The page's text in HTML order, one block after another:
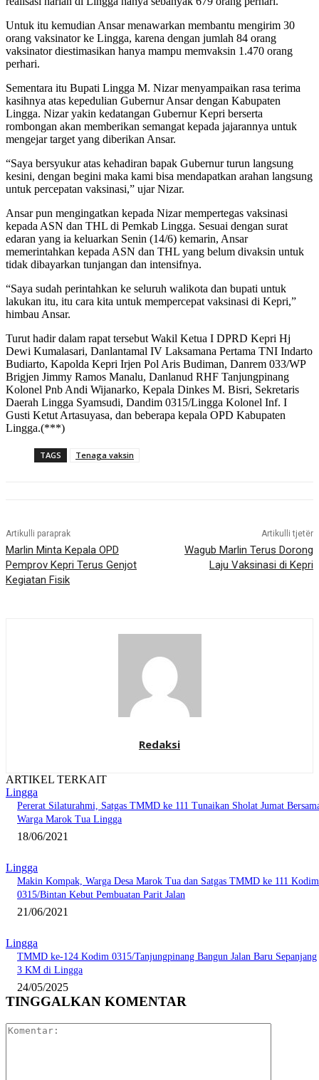
Untuk itu kemudian Ansar menawarkan membantu mengirim 30
orang vaksinator ke Lingga, karena dengan jumlah 84 orang
vaksinator diestimasikan hanya mampu memvaksin 1.470 orang
perhari.
Sementara itu Bupati Lingga M. Nizar menyampaikan rasa terima
kasihnya atas kepedulian Gubernur Ansar dengan Kabupaten
Lingga. Nizar yakin kedatangan Gubernur Kepri berserta
rombongan akan memberikan semangat kepada jajarannya untuk
mengejar target yang diberikan Ansar.
“Saya bersyukur atas kehadiran bapak Gubernur turun langsung
kesini, dengan begini maka kami bisa mendapatkan arahan langsung
untuk percepatan vaksinasi,” ujar Nizar.
Ansar pun mengingatkan kepada Nizar mempertegas vaksinasi
kepada ASN dan THL di Pemkab Lingga. Sesuai dengan surat
edaran yang ia keluarkan Senin (14/6) kemarin, Ansar
memerintahkan kepada ASN dan THL yang belum divaksin untuk
tidak dibayarkan tunjangan dan intensifnya.
“Saya sudah perintahkan ke seluruh walikota dan bupati untuk
lakukan itu, itu cara kita untuk mempercepat vaksinasi di Kepri,”
himbau Ansar.
Turut hadir dalam rapat tersebut Wakil Ketua I DPRD Kepri Hj
Dewi Kumalasari, Danlantamal IV Laksamana Pertama TNI Indarto
Budiarto, Kapolda Kepri Irjen Pol Aris Budiman, Danrem 033/WP
Brigjen Jimmy Ramos Manalu, Danlanud RHF Tanjungpinang
Kolonel Pnb Andi Wijanarko, Kepala Dinkes M. Bisri, Sekretaris
Daerah Lingga Syamsudi, Dandim 0315/Lingga Kolonel Inf. I
Gusti Ketut Artasuyasa, dan beberapa kepala OPD Kabupaten
Lingga.(***)
TAGS Tenaga vaksin
Artikulli paraprak
Marlin Minta Kepala OPD
Pemprov Kepri Terus Genjot
Kegiatan Fisik
Artikulli tjetër
Wagub Marlin Terus Dorong
Laju Vaksinasi di Kepri
Redaksi
ARTIKEL TERKAIT
Lingga
Pererat Silaturahmi, Satgas TMMD ke 111 Tunaikan Sholat Jumat
Warga Marok Tua Lingga
18/06/2021
Lingga
Makin Kompak, Warga Desa Marok Tua dan Satgas TMMD ke 111 Kodim
0315/Bintan Kebut Pembuatan Parit Jalan
21/06/2021
Lingga
TMMD ke-124 Kodim 0315/Tanjungpinang Bangun Jalan Baru Sepanjang
3 KM di Lingga
24/05/2025
TINGGALKAN KOMENTAR